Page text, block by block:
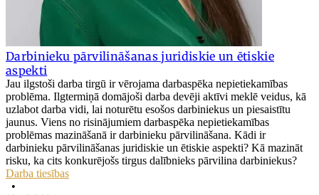
Darbinieku pārvilināšanas juridiskie un ētiskie
aspekti
Jau ilgstoši darba tirgū ir vērojama darbaspēka nepietiekamības
problēma. Ilgtermiņā domājoši darba devēji aktīvi meklē veidus, kā
uzlabot darba vidi, lai noturētu esošos darbiniekus un piesaistītu
jaunus. Viens no risinājumiem darbaspēka nepietiekamības
problēmas mazināšanā ir darbinieku pārvilināšana. Kādi ir
darbinieku pārvilināšanas juridiskie un ētiskie aspekti? Kā mazināt
risku, ka cits konkurējošs tirgus dalībnieks pārvilina darbiniekus?
Darba tiesības
•